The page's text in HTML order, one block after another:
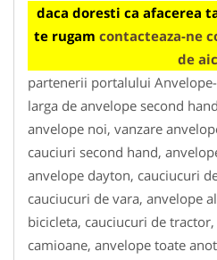
daca doresti ca afacerea
te rugam contacteaza-ne
de
partenerii portalului
larga de anvelope second
anvelope noi, vanzare
cauciuri second hand,
anvelope dayton, cauciucuri
cauciucuri de vara, anvelope
bicicleta, cauciucuri de
camioane, anvelope toate